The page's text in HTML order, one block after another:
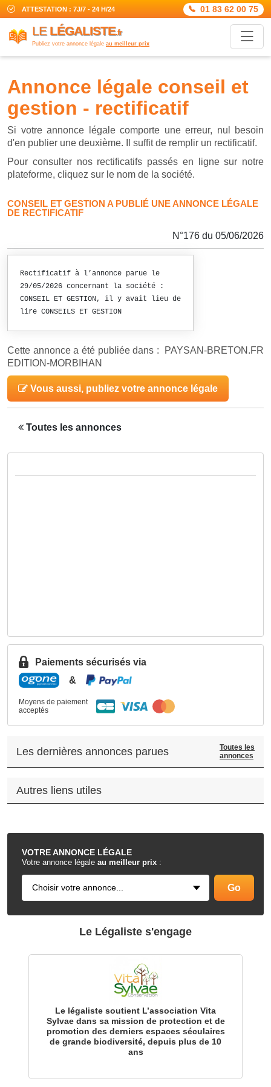
ATTESTATION : 7J/7 - 24 H/24 01 83 62 00 75
LE LÉGALISTE.fr
Publiez votre annonce légale au meilleur prix
annonce légale conseil et
gestion - rectificatif
Si votre annonce légale comporte une erreur, nul besoin
d'en publier une deuxième. Il suffit de remplir un rectificatif.
Pour consulter nos rectificatifs passés en ligne sur notre
plateforme, cliquez sur le nom de la société.
CONSEIL ET GESTION A PUBLIÉ UNE ANNONCE LÉGALE
DE RECTIFICATIF
N°176 du 05/06/2026
Rectificatif à l’annonce parue le
29/05/2026 concernant la société :
CONSEIL ET GESTION, il y avait lieu de
lire CONSEILS ET GESTION
Cette annonce a été publiée dans : PAYSAN-BRETON.FR
EDITION-MORBIHAN
Vous aussi, publiez votre annonce légale
Toutes les annonces
VOTREANNONCE LÉGALE
Votre annonce légale au meilleur prix :
Paiements sécurisés via
&
Moyens de paiement
acceptés
Les dernières annonces parues
Toutes les
annonces
Autres liens utiles
.
Le Légaliste s'engage
Le légaliste soutient L’association Vita
Sylvae dans sa mission de protection et de
promotion des derniers espaces séculaires
de grande biodiversité, depuis plus de 10
ans